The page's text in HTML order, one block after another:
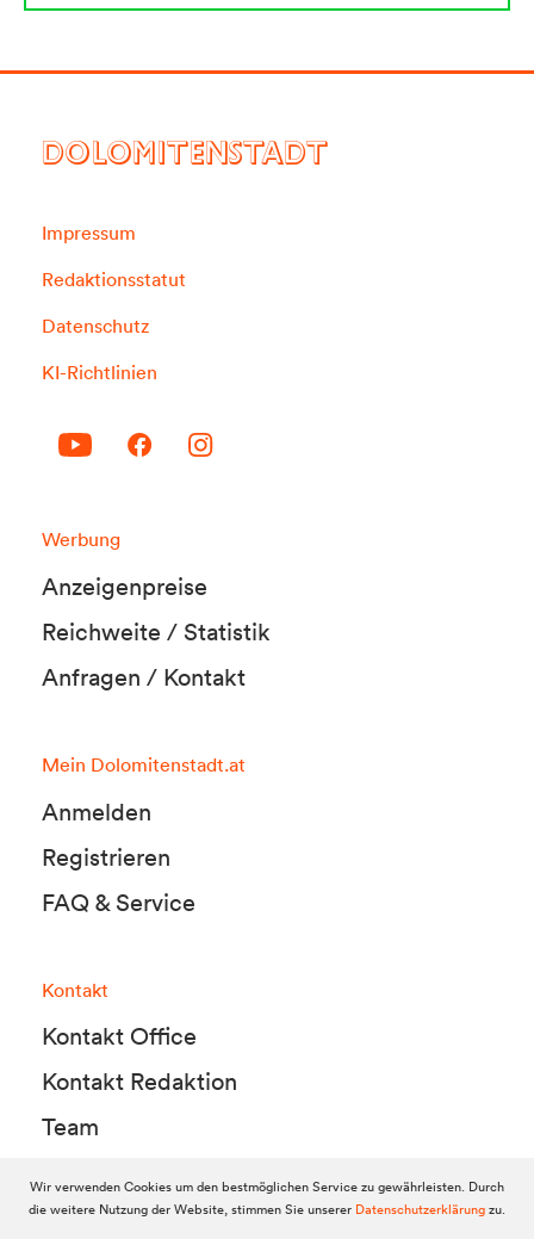
DOLOMITENSTADT
Impressum
Redaktionsstatut
Datenschutz
KI-Richtlinien
Werbung
Anzeigenpreise
Reichweite / Statistik
Anfragen / Kontakt
Mein Dolomitenstadt.at
Anmelden
Registrieren
FAQ & Service
Kontakt
Kontakt Office
Kontakt Redaktion
Team
© 2010-2026 Dolomitenstadt.at
Wir verwenden Cookies um den bestmöglichen Service zu gewährleisten. Durch
die weitere Nutzung der Website, stimmen Sie unserer Datenschutzerklärungzu.